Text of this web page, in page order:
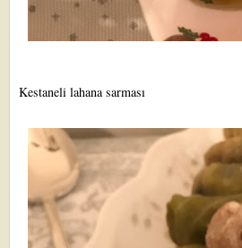
Kestaneli lahana sarması